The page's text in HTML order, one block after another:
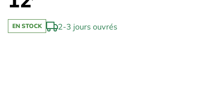
EN STOCK 2-3 jours ouvrés